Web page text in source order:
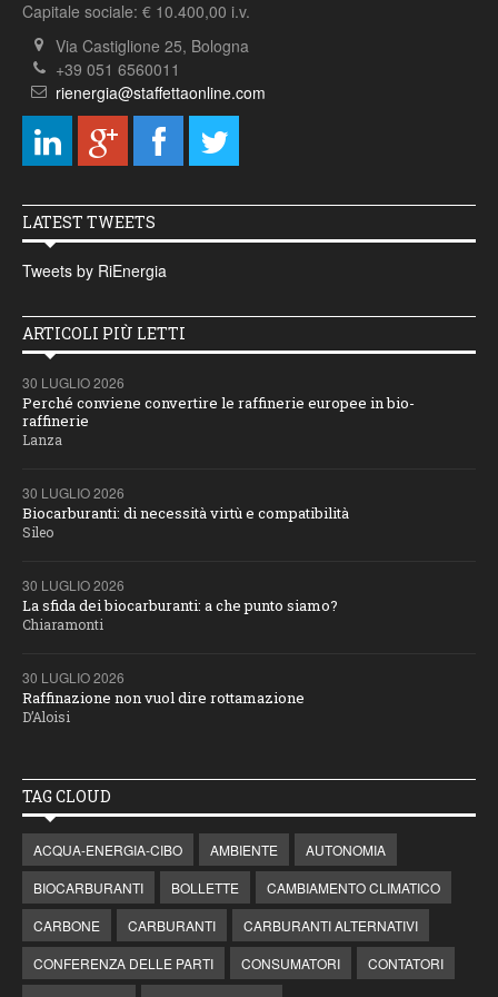
Capitale sociale: € 10.400,00 i.v.
Via Castiglione 25, Bologna
+39 051 6560011
rienergia@staffettaonline.com
LATEST TWEETS
Tweets by RiEnergia
ARTICOLI PIÙ LETTI
30 LUGLIO 2026
Perché conviene convertire le raffinerie europee in bio-
raffinerie
Lanza
30 LUGLIO 2026
Biocarburanti: di necessità virtù e compatibilità
Sileo
30 LUGLIO 2026
La sfida dei biocarburanti: a che punto siamo?
Chiaramonti
30 LUGLIO 2026
Raffinazione non vuol dire rottamazione
D’Aloisi
TAG CLOUD
ACQUA-ENERGIA-CIBO AMBIENTE
AUTONOMIA
BIOCARBURANTI
BOLLETTE
CAMBIAMENTO CLIMATICO
CARBONE
CARBURANTI
CARBURANTI ALTERNATIVI
CONFERENZA DELLE PARTI
CONSUMATORI
CONTATORI